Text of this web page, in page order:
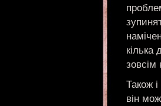
кілька
зовсім
Також
він